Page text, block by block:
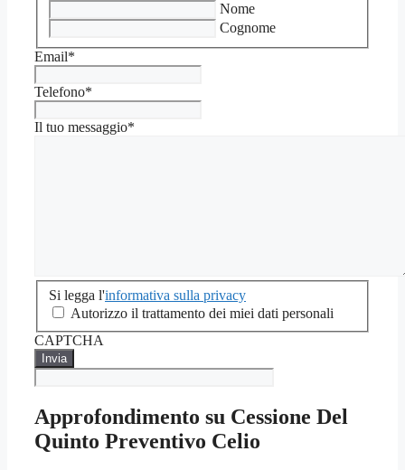
Nome
Cognome
Email*
Telefono*
Il tuo messaggio*
Si
legga
sulla
privacy
Si legga l'informativa sulla privacy
Autorizzo il trattamento dei miei dati personali
CAPTCHA
Approfondimento su Cessione Del
Quinto Preventivo Celio